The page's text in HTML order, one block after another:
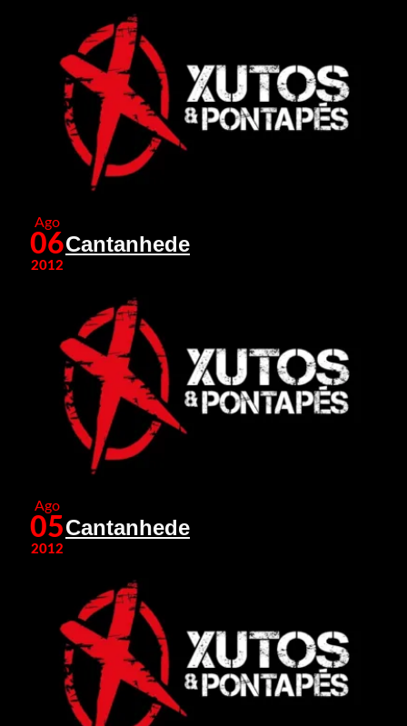
Ago
06
2012
Cantanhede
Ago
05
2012
Cantanhede